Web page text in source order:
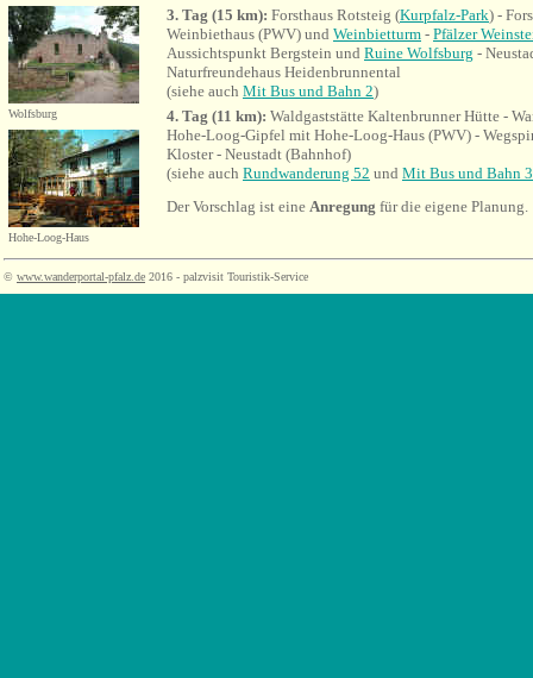
Wolfsburg
Hohe-Loog-Haus
3. Tag (15 km): Forsthaus Rotsteig (Kurpfalz-Park) -
Weinbiethaus (PWV) und Weinbietturm - Pfälzer
Aussichtspunkt Bergstein und Ruine Wolfsburg -
Naturfreundehaus Heidenbrunnental
(siehe auch Mit Bus und Bahn 2)
4. Tag (11 km): Waldgaststätte Kaltenbrunner Hütte -
Hohe-Loog-Gipfel mit Hohe-Loog-Haus (PWV) -
Kloster - Neustadt (Bahnhof)
(siehe auch Rundwanderung 52 und Mit Bus und Bahn 3
Der Vorschlag ist eine Anregung für die eigene Planung.
© www.wanderportal-pfalz.de 2016 - palzvisit Touristik-Service